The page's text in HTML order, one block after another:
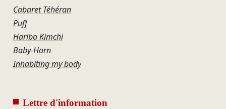
Cabaret Téhéran
Puff
Haribo Kimchi
Baby-Horn
Inhabiting my body
Lettre d'information